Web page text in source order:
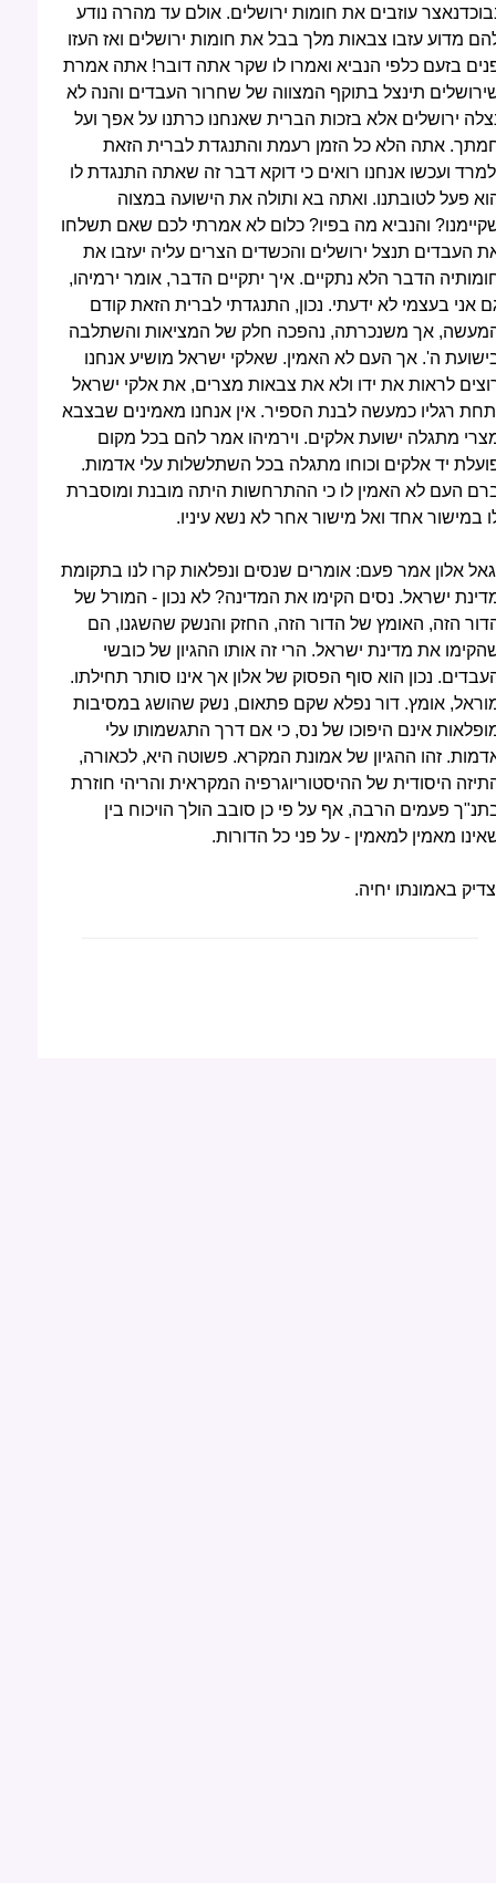
עוזבים את חומות ירושלים. אולם עד מהרה נודע
מדוע עזבו צבאות מלך בבל את חומות ירושלים ואז העזו
בזעם כלפי הנביא ואמרו לו שקר אתה דובר! אתה אמרת
תינצל בתוקף המצווה של שחרור העבדים והנה לא
ירושלים אלא בזכות הברית שאנחנו כרתנו על אפך ועל
אתה הלא כל הזמן רעמת והתנגדת לברית הזאת
ועכשו אנחנו רואים כי דוקא דבר זה שאתה התנגדת לו
פעל לטובתנו. ואתה בא ותולה את הישועה במצוה
והנביא מה בפיו? כלום לא אמרתי לכם שאם תשלחו
העבדים תנצל ירושלים והכשדים הצרים עליה יעזבו את
הדבר הלא נתקיים. איך יתקיים הדבר, אומר ירמיהו,
אני בעצמי לא ידעתי. נכון, התנגדתי לברית הזאת קודם
אך משנכרתה, נהפכה חלק של המציאות והשתלבה
ה'. אך העם לא האמין. שאלקי ישראל מושיע אנחנו
לראות את ידו ולא את צבאות מצרים, את אלקי ישראל
רגליו כמעשה לבנת הספיר. אין אנחנו מאמינים שבצבא
מתגלה ישועת אלקים. וירמיהו אמר להם בכל מקום
יד אלקים וכוחו מתגלה בכל השתלשלות עלי אדמות.
העם לא האמין לו כי ההתרחשות היתה מובנת ומוסברת
במישור אחד ואל מישור אחר לא נשא עיניו.
אלון אמר פעם: אומרים שנסים ונפלאות קרו לנו בתקומת
ישראל. נסים הקימו את המדינה? לא נכון - המורל של
הזה, האומץ של הדור הזה, החזק והנשק שהשגנו, הם
את מדינת ישראל. הרי זה אותו ההגיון של כובשי
נכון הוא סוף הפסוק של אלון אך אינו סותר תחילתו.
אומץ. דור נפלא שקם פתאום, נשק שהושג במסיבות
אינם היפוכו של נס, כי אם דרך התגשמותו עלי
זהו ההגיון של אמונת המקרא. פשוטה היא, לכאורה,
היסודית של ההיסטוריוגרפיה המקראית והריהי חוזרת
פעמים הרבה, אף על פי כן סובב הולך הויכוח בין
מאמין למאמין - על פני כל הדורות.
באמונתו יחיה.